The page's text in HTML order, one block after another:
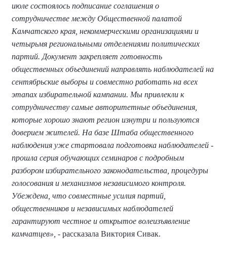
июле состоялось подписание соглашения о
сотрудничестве между Общественной палатой
Камчатского края, некоммерческими организациями и
четырьмя региональными отделениями политических
партий. Документ закрепляет готовность
общественных объединений направлять наблюдателей на
сентябрьские выборы и совместно работать на всех
этапах избирательной кампании. Мы привлекли к
сотрудничеству самые авторитетные объединения,
которые хорошо знают регион изнутри и пользуются
доверием жителей. На базе Штаба общественного
наблюдения уже стартовала подготовка наблюдателей -
прошла серия обучающих семинаров с подробным
разбором избирательного законодательства, процедуры
голосования и механизмов независимого контроля.
Убеждена, что совместные усилия партий,
общественников и независимых наблюдателей
гарантируют честное и открытое волеизъявление
камчатцев», - рассказала Виктория Сивак.